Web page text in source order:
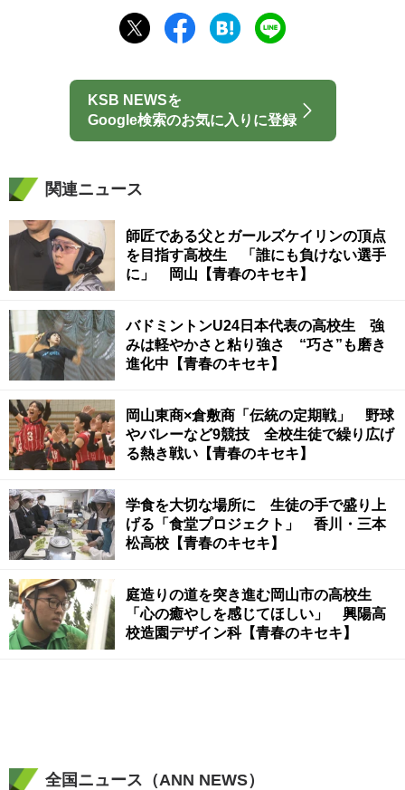
KSB NEWSを
Google検索のお気に入りに登録
関連ニュース
師匠である父とガールズケイリンの頂点
を目指す高校生 「誰にも負けない選手
に」 岡山【青春のキセキ】
バドミントンU24日本代表の高校生 強
みは軽やかさと粘り強さ “巧さ”も磨き
進化中【青春のキセキ】
岡山東商×倉敷商「伝統の定期戦」 野球
やバレーなど9競技 全校生徒で繰り広げ
る熱き戦い【青春のキセキ】
学食を大切な場所に 生徒の手で盛り上
げる「食堂プロジェクト」 香川・三本
松高校【青春のキセキ】
庭造りの道を突き進む岡山市の高校生
「心の癒やしを感じてほしい」 興陽高
校造園デザイン科【青春のキセキ】
全国ニュース（ANN NEWS）